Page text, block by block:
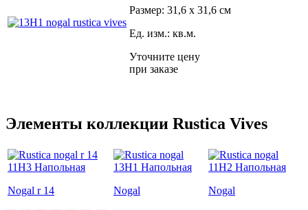
Размер: 31,6 x 31,6 см
Ед. изм.: кв.м.
Уточните цену
при заказе
Элементы коллекции Rustica Vives
Nogal r 14 Nogal Nogal